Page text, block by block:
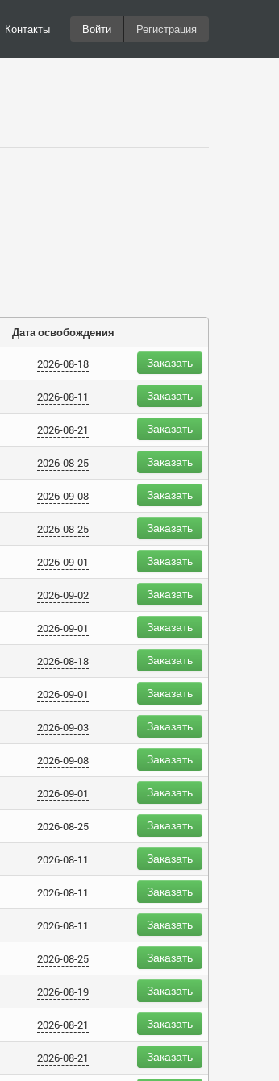
Контакты Войти Регистрация
Дата освобождения
2026-08-18 Заказать
2026-08-11 Заказать
2026-08-21 Заказать
2026-08-25 Заказать
2026-09-08 Заказать
2026-08-25 Заказать
2026-09-01 Заказать
2026-09-02 Заказать
2026-09-01 Заказать
2026-08-18 Заказать
2026-09-01 Заказать
2026-09-03 Заказать
2026-09-08 Заказать
2026-09-01 Заказать
2026-08-25 Заказать
2026-08-11 Заказать
2026-08-11 Заказать
2026-08-11 Заказать
2026-08-25 Заказать
2026-08-19 Заказать
2026-08-21 Заказать
2026-08-21 Заказать